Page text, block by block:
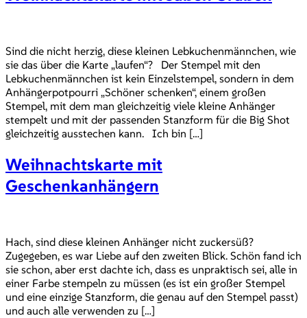
Sind die nicht herzig, diese kleinen Lebkuchenmännchen, wie
sie das über die Karte „laufen“? Der Stempel mit den
Lebkuchenmännchen ist kein Einzelstempel, sondern in dem
Anhängerpotpourri „Schöner schenken“, einem großen
Stempel, mit dem man gleichzeitig viele kleine Anhänger
stempelt und mit der passenden Stanzform für die Big Shot
gleichzeitig ausstechen kann. Ich bin […]
Weihnachtskarte mit
Geschenkanhängern
Hach, sind diese kleinen Anhänger nicht zuckersüß?
Zugegeben, es war Liebe auf den zweiten Blick. Schön fand ich
sie schon, aber erst dachte ich, dass es unpraktisch sei, alle in
einer Farbe stempeln zu müssen (es ist ein großer Stempel
und eine einzige Stanzform, die genau auf den Stempel passt)
und auch alle verwenden zu […]